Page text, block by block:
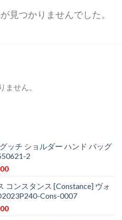
見つかりませんでした。
ません。
ッチ ショルダー ハンド バッグ
2
現
の
価
格
コンスタンス [Constance] ヴォ
Cons-0007
現